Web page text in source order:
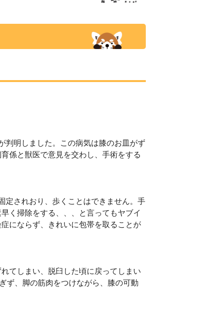
判明しました。この病気は膝のお皿がず
係と獣医で意見を交わし、手術をする
定されおり、歩くことはできません。手
く掃除をする、、、と言ってもヤブイ
にならず、きれいに包帯を取ることが
てしまい、脱臼した頃に戻ってしまい
ず、脚の筋肉をつけながら、膝の可動